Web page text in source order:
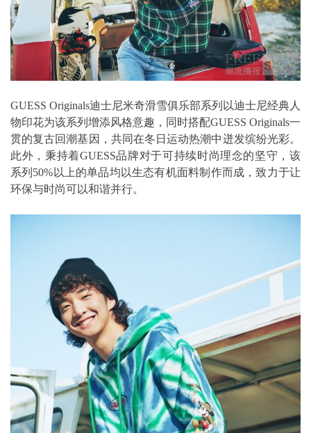
GUESS Originals迪士尼米奇滑雪俱乐部系列以迪士尼经典人
物印花为该系列增添风格意趣，同时搭配GUESS Originals一
贯的复古回潮基因，共同在冬日运动热潮中迸发缤纷光彩。
此外，秉持着GUESS品牌对于可持续时尚理念的坚守，该
系列50%以上的单品均以生态有机面料制作而成，致力于让
环保与时尚可以和谐并行。